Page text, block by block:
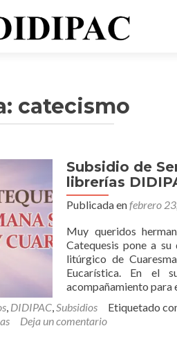
catecismo
Subsidio de
librerías
Publicada enfebrero
Muy queridos
Catequesis pone a
litúrgico de
Eucarística. En el
acompañamiento para
, DIDIPAC,Subsidios Etiquetado
Deja un comentario